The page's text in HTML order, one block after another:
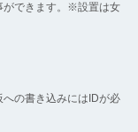
ができます。※設置は女
の書き込みにはIDが必